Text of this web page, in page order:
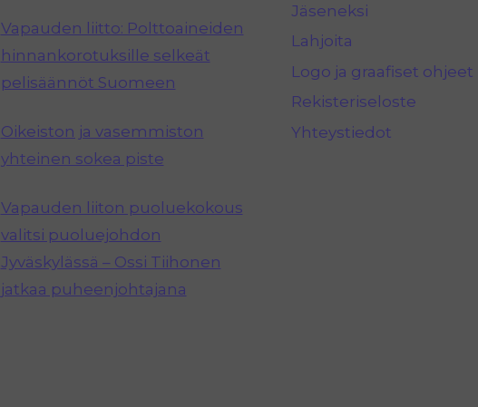
Vapauden liitto: Polttoaineiden
hinnankorotuksille selkeät
pelisäännöt Suomeen
Oikeiston ja vasemmiston
yhteinen sokea piste
Vapauden liiton puoluekokous
valitsi puoluejohdon
Jyväskylässä – Ossi Tiihonen
jatkaa puheenjohtajana
Jäseneksi
Lahjoita
Logo ja graafiset ohjeet
Rekisteriseloste
Yhteystiedot